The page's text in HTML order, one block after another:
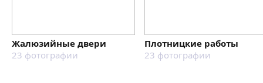
Жалюзийные двери
23 фотографии
Плотницкие работы
23 фотографии